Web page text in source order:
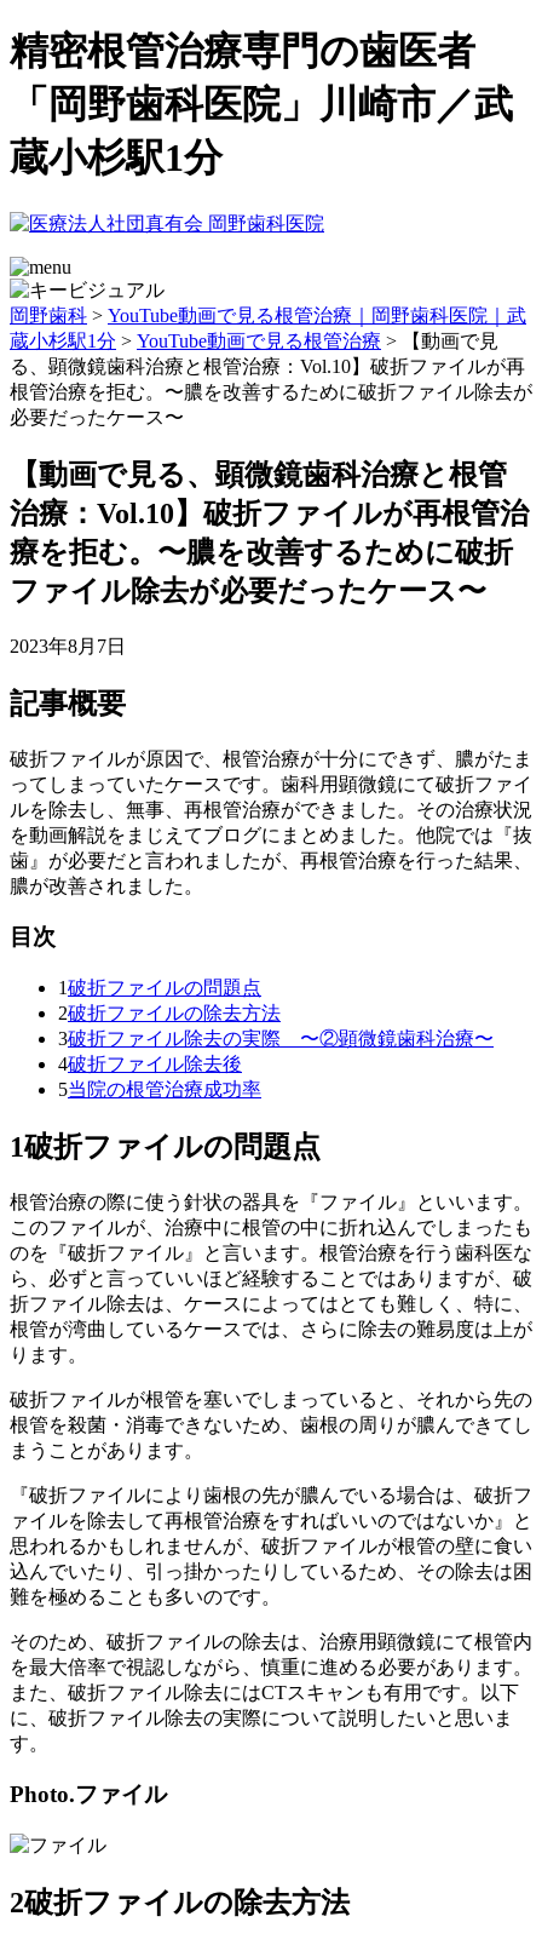
精密根管治療専門の歯医者
「岡野歯科医院」川崎市／武
蔵小杉駅1分
岡野歯科 > YouTube動画で見る根管治療｜岡野歯科医院｜武
蔵小杉駅1分 > YouTube動画で見る根管治療 >
【動画で見
る、顕微鏡歯科治療と根管治療：Vol.10】破折ファイルが再
根管治療を拒む。〜膿を改善するために破折ファイル除去が
必要だったケース〜
【動画で見る、顕微鏡歯科治療と根管
治療：Vol.10】破折ファイルが再根管治
療を拒む。〜膿を改善するために破折
ファイル除去が必要だったケース〜
2023年8月7日
記事概要
破折ファイルが原因で、根管治療が十分にできず、膿がたま
ってしまっていたケースです。歯科用顕微鏡にて破折ファイ
ルを除去し、無事、再根管治療ができました。その治療状況
を動画解説をまじえてブログにまとめました。他院では『抜
歯』が必要だと言われましたが、再根管治療を行った結果、
膿が改善されました。
目次
1破折ファイルの問題点
2破折ファイルの除去方法
3破折ファイル除去の実際 〜②顕微鏡歯科治療〜
4破折ファイル除去後
5当院の根管治療成功率
1破折ファイルの問題点
根管治療の際に使う針状の器具を『ファイル』といいます。
このファイルが、治療中に根管の中に折れ込んでしまったも
のを『破折ファイル』と言います。根管治療を行う歯科医な
ら、必ずと言っていいほど経験することではありますが、破
折ファイル除去は、ケースによってはとても難しく、特に、
根管が湾曲しているケースでは、さらに除去の難易度は上が
ります。
破折ファイルが根管を塞いでしまっていると、それから先の
根管を殺菌・消毒できないため、歯根の周りが膿んできてし
まうことがあります。
『破折ファイルにより歯根の先が膿んでいる場合は、破折フ
ァイルを除去して再根管治療をすればいいのではないか』と
思われるかもしれませんが、破折ファイルが根管の壁に食い
込んでいたり、引っ掛かったりしているため、その除去は困
難を極めることも多いのです。
そのため、破折ファイルの除去は、治療用顕微鏡にて根管内
を最大倍率で視認しながら、慎重に進める必要があります。
また、破折ファイル除去にはCTスキャンも有用です。以下
に、破折ファイル除去の実際について説明したいと思いま
す。
Photo.ファイル
2破折ファイルの除去方法